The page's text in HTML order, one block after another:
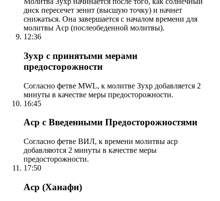
диск пересечет зенит (высшую точку) и начнет
снижаться. Она завершается с началом времени для
молитвы Аср (послеобеденной молитвы).
12:36
Зухр с принятыми мерами
предосторожности
Согласно фетве MWL, к молитве Зухр добавляется 2
минуты в качестве меры предосторожности.
16:45
Аср с Введенными Предосторожностями
Согласно фетве ВИЛ, к времени молитвы аср
добавляются 2 минуты в качестве меры
предосторожности.
17:50
Аср (Ханафи)